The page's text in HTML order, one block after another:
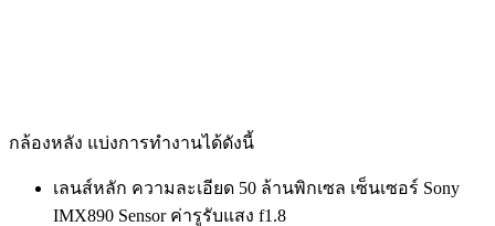
กล้องหลัง แบ่งการทำงานได้ดังนี้
เลนส์หลัก ความละเอียด 50 ล้านพิกเซล เซ็นเซอร์ Sony
IMX890 Sensor ค่ารูรับแสง f1.8